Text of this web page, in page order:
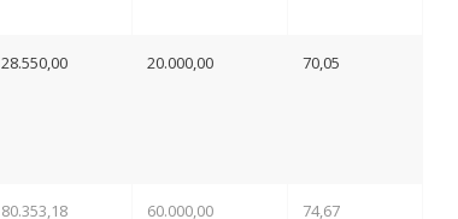
28.550,00 20.000,00 70,05
80.353,18 60.000,00 74,67